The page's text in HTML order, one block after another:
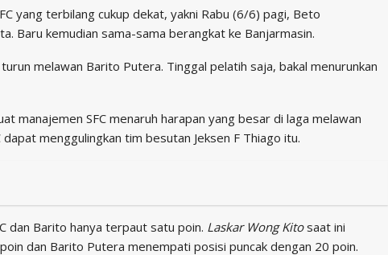
yang terbilang cukup dekat, yakni Rabu (6/6) pagi, Beto
Baru kemudian sama-sama berangkat ke Banjarmasin.
melawan Barito Putera. Tinggal pelatih saja, bakal menurunkan
manajemen SFC menaruh harapan yang besar di laga melawan
menggulingkan tim besutan Jeksen F Thiago itu.
dan Barito hanya terpaut satu poin. Laskar Wong Kitosaat ini
dan Barito Putera menempati posisi puncak dengan 20 poin.